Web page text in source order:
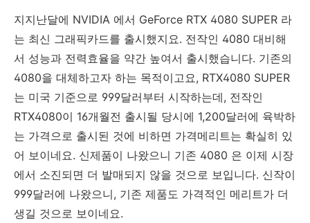
지지난달에 NVIDIA 에서 GeForce RTX 4080 SUPER 라
는 최신 그래픽카드를 출시했지요. 전작인 4080 대비해
서 성능과 전력효율을 약간 높여서 출시했습니다. 기존의
4080을 대체하고자 하는 목적이고요, RTX4080 SUPER
는 미국 기준으로 999달러부터 시작하는데, 전작인
RTX4080이 16개월전 출시될 당시에 1,200달러에 육박하
는 가격으로 출시된 것에 비하면 가격메리트는 확실히 있
어 보이네요. 신제품이 나왔으니 기존 4080 은 이제 시장
에서 소진되면 더 발매되지 않을 것으로 보입니다. 신작이
999달러에 나왔으니, 기존 제품도 가격적인 메리트가 더
생길 것으로 보이네요.